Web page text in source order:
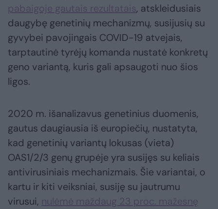
pabaigoje gautais rezultatais, atskleidusiais
daugybę genetinių mechanizmų, susijusių su
gyvybei pavojingais COVID-19 atvejais,
tarptautinė tyrėjų komanda nustatė konkretų
geno variantą, kuris gali apsaugoti nuo šios
ligos.
2020 m. išanalizavus genetinius duomenis,
gautus daugiausia iš europiečių, nustatyta,
kad genetinių variantų lokusas (vieta)
OAS1/2/3 genų grupėje yra susijęs su keliais
antivirusiniais mechanizmais. Šie variantai, o
kartu ir kiti veiksniai, susiję su jautrumu
virusui, nulėmė maždaug 23 proc. mažesnę